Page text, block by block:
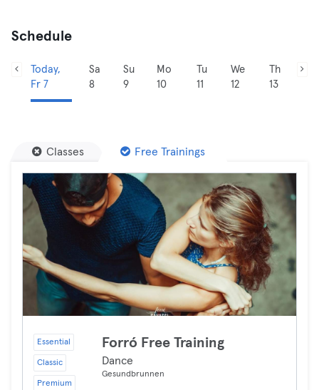
Schedule
Today,
Fr 7
Sa
8
Su
9
Mo
10
Tu
11
We
12
Th
13
Classes Free Trainings
Essential
Classic
Premium
Forró Free Training
Dance
Gesundbrunnen